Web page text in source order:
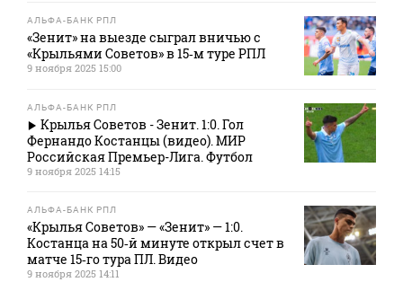
АЛЬФА-БАНК РПЛ
«Зенит» на выезде сыграл вничью с
«Крыльями Советов» в 15‑м туре РПЛ
9 ноября 2025 15:00
АЛЬФА-БАНК РПЛ
Крылья Советов - Зенит. 1:0. Гол
Фернандо Костанцы (видео). МИР
Российская Премьер-Лига. Футбол
9 ноября 2025 14:15
АЛЬФА-БАНК РПЛ
«Крылья Советов» — «Зенит» — 1:0.
Костанца на 50‑й минуте открыл счет в
матче 15‑го тура ПЛ. Видео
9 ноября 2025 14:11